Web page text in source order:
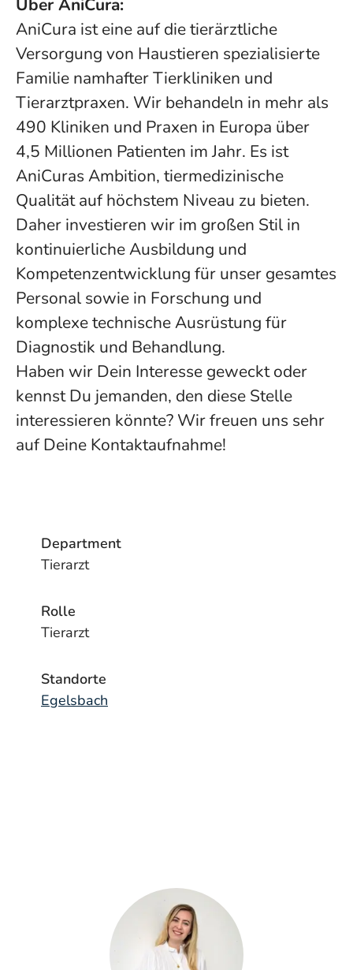
Über AniCura:
AniCura ist eine auf die tierärztliche
Versorgung von Haustieren spezialisierte
Familie namhafter Tierkliniken und
Tierarztpraxen. Wir behandeln in mehr als
490 Kliniken und Praxen in Europa über
4,5 Millionen Patienten im Jahr. Es ist
AniCuras Ambition, tiermedizinische
Qualität auf höchstem Niveau zu bieten.
Daher investieren wir im großen Stil in
kontinuierliche Ausbildung und
Kompetenzentwicklung für unser gesamtes
Personal sowie in Forschung und
komplexe technische Ausrüstung für
Diagnostik und Behandlung.
Haben wir Dein Interesse geweckt oder
kennst Du jemanden, den diese Stelle
interessieren könnte? Wir freuen uns sehr
auf Deine Kontaktaufnahme!
Department
Tierarzt
Rolle
Tierarzt
Standorte
Egelsbach